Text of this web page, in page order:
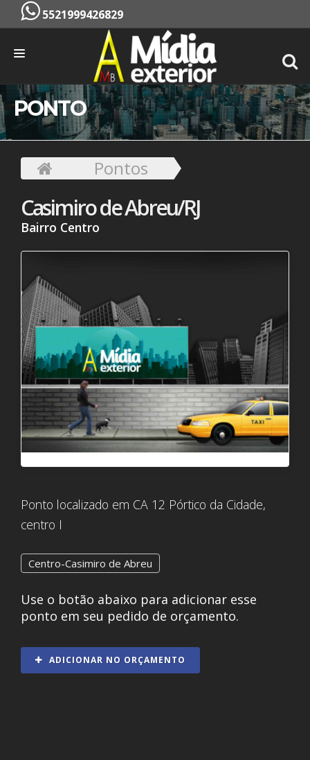
5521999426829
INÍCIO
EMPRESA
PONTOS
CONTATO
PONTO
Pontos
Casimiro de Abreu/RJ
Bairro Centro
Ponto localizado em CA 12 Pórtico da Cidade,
centro I
Centro-Casimiro de Abreu
Use o botão abaixo para adicionar esse
ponto em seu pedido de orçamento.
ADICIONAR NO ORÇAMENTO